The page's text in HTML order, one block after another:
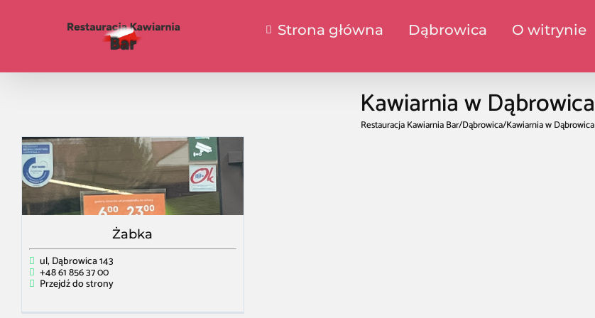
Strona główna Dąbrowica O witrynie
Kawiarnia w Dąbrowica
Restauracja Kawiarnia Bar/Dąbrowica/Kawiarnia w Dąbrowica
Żabka
ul, Dąbrowica 143
+48 61 856 37 00
Przejdź do strony